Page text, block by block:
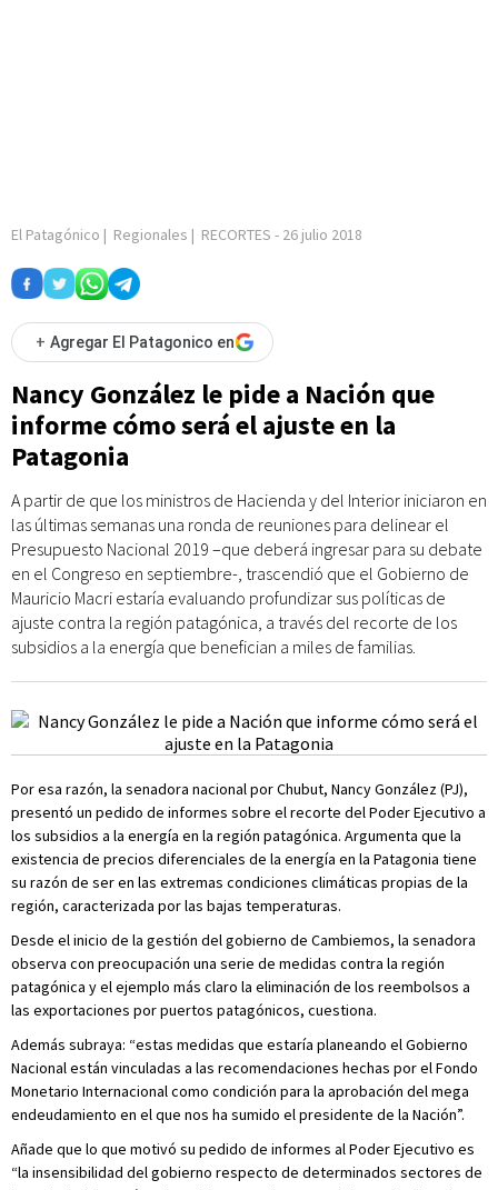
El Patagónico | Regionales | RECORTES - 26 julio 2018
+ Agregar El Patagonico en
Nancy González le pide a Nación que
informe cómo será el ajuste en la
Patagonia
A partir de que los ministros de Hacienda y del Interior iniciaron en
las últimas semanas una ronda de reuniones para delinear el
Presupuesto Nacional 2019 –que deberá ingresar para su debate
en el Congreso en septiembre-, trascendió que el Gobierno de
Mauricio Macri estaría evaluando profundizar sus políticas de
ajuste contra la región patagónica, a través del recorte de los
subsidios a la energía que benefician a miles de familias.
Por esa razón, la senadora nacional por Chubut, Nancy González (PJ),
presentó un pedido de informes sobre el recorte del Poder Ejecutivo a
los subsidios a la energía en la región patagónica. Argumenta que la
existencia de precios diferenciales de la energía en la Patagonia tiene
su razón de ser en las extremas condiciones climáticas propias de la
región, caracterizada por las bajas temperaturas.
Desde el inicio de la gestión del gobierno de Cambiemos, la senadora
observa con preocupación una serie de medidas contra la región
patagónica y el ejemplo más claro la eliminación de los reembolsos a
las exportaciones por puertos patagónicos, cuestiona.
Además subraya: “estas medidas que estaría planeando el Gobierno
Nacional están vinculadas a las recomendaciones hechas por el Fondo
Monetario Internacional como condición para la aprobación del mega
endeudamiento en el que nos ha sumido el presidente de la Nación”.
Añade que lo que motivó su pedido de informes al Poder Ejecutivo es
“la insensibilidad del gobierno respecto de determinados sectores de